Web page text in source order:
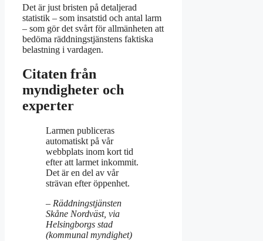
Det är just bristen på detaljerad
statistik – som insatstid och antal larm
– som gör det svårt för allmänheten att
bedöma räddningstjänstens faktiska
belastning i vardagen.
Citaten från
myndigheter och
experter
Larmen publiceras
automatiskt på vår
webbplats inom kort tid
efter att larmet inkommit.
Det är en del av vår
strävan efter öppenhet.
– Räddningstjänsten
Skåne Nordväst, via
Helsingborgs stad
(kommunal myndighet)